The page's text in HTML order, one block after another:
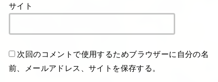
サイト
次回のコメントで使用するためブラウザーに自分の名
前、メールアドレス、サイトを保存する。